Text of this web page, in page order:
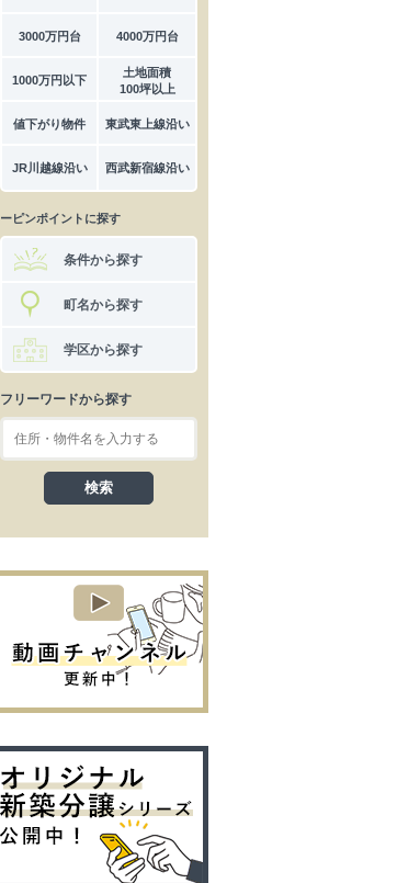
3000万円台 4000万円台
1000万円以下
土地面積
100坪以上
値下がり物件 東武東上線沿い
JR川越線沿い 西武新宿線沿い
ーピンポイントに探す
条件から探す
町名から探す
学区から探す
フリーワードから探す